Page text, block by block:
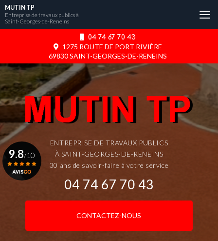
Aller
au
contenu
04 74 67 70 43
1275 ROUTE DE PORT RIVIÈRE
69830 SAINT-GEORGES-DE-RENEINS
MUTIN TP
Entreprise de travaux publics à
Saint-Georges-de-Reneins
ENTREPRISE DE TRAVAUX PUBLICS
À SAINT-GEORGES-DE-RENEINS
30 ans de savoir-faire à votre service
04 74 67 70 43
CONTACTEZ-NOUS
9.8/10